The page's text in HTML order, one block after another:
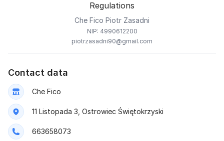
Regulations
Che Fico Piotr Zasadni
NIP: 4990612200
piotrzasadni90@gmail.com
Contact data
Che Fico
11 Listopada 3, Ostrowiec Świętokrzyski
663658073